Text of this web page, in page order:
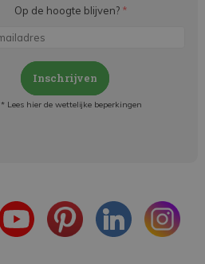
Op de hoogte blijven? *
Inschrijven
* Lees hier de wettelijke beperkingen